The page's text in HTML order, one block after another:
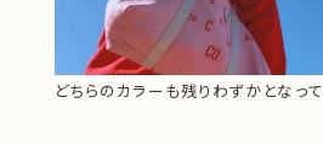
どちらのカラーも残りわずかとなって